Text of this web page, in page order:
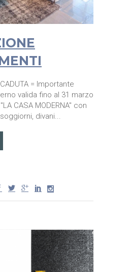
= Importante
valida fino al 31 marzo
CASA MODERNA" con
divani